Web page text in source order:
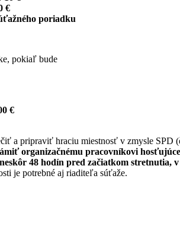
€
poriadku
pokiaľ bude
€
a pripraviť hraciu miestnosť v zmysle SPD
organizačnému pracovníkovi
48 hodín pred začiatkom stretnutia,
je potrebné aj riaditeľa súťaže.